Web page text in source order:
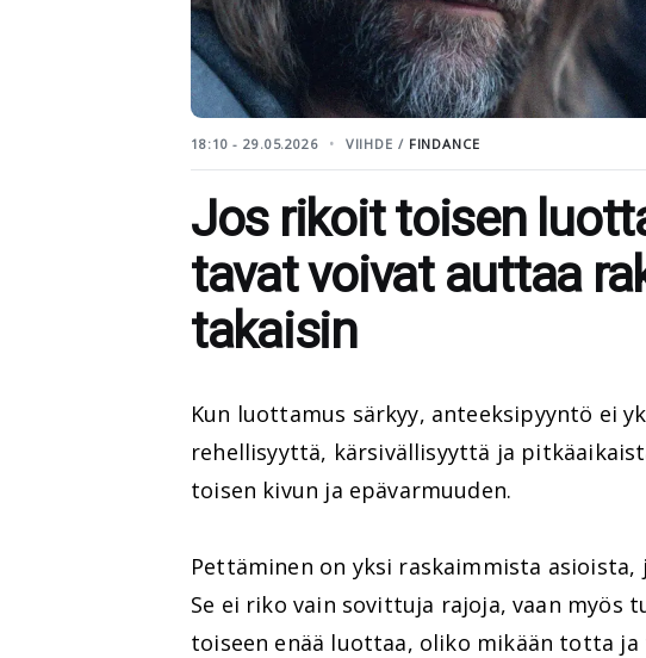
18:10 - 29.05.2026 VIIHDE / FINDANCE
Jos rikoit toisen
tavat voivat auttaa
takaisin
Kun luottamus särkyy, anteeksipyyntö ei
rehellisyyttä, kärsivällisyyttä ja
toisen kivun ja epävarmuuden.
Pettäminen on yksi raskaimmista
Se ei riko vain sovittuja rajoja, vaan myös
toiseen enää luottaa, oliko mikään totta ja